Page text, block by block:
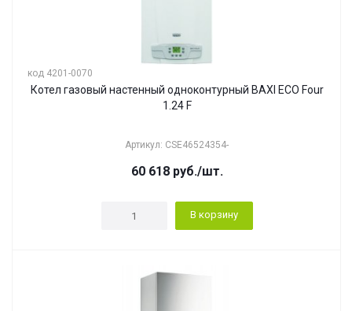
код 4201-0070
Котел газовый настенный одноконтурный BAXI ECO Four
1.24 F
Артикул: CSE46524354-
60 618руб./шт.
В корзину